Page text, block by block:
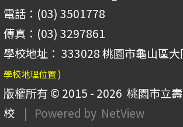
電話：(03) 3501778
傳真：(03) 3297861
學校地址： 333028 桃園市龜山區
學校地理位置 )
版權所有 © 2015 - 2026 桃園市立
校
| Powered by NetView